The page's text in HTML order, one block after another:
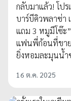
กลับมาแล้ว! โป
บาร์บีคิวพลาซ่า
แถม 3 หมูมีโซ๊ะ
แฟนพี่ก้อนที่ขาย
ยิ่งหอมละมุนน้ำ
16 ต.ค. 2025